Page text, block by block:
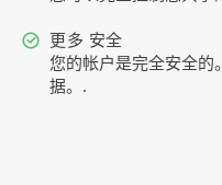
更多 安全
您的帐户是完全安全的
据。.